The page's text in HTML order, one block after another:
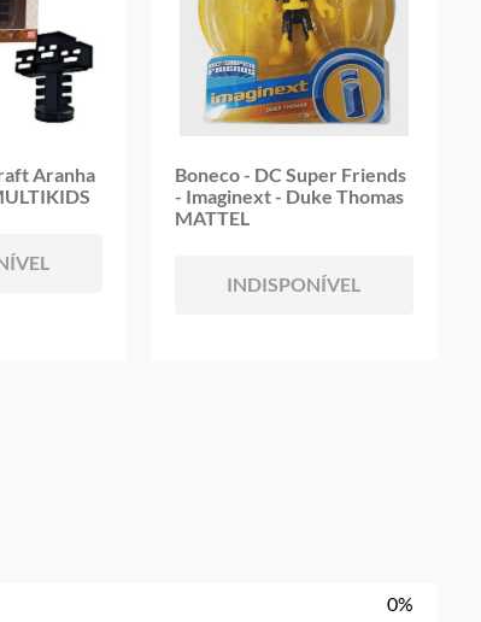
Aranha
Boneco - DC Super Friends
- Imaginext - Duke Thomas
MATTEL
INDISPONÍVEL
0%